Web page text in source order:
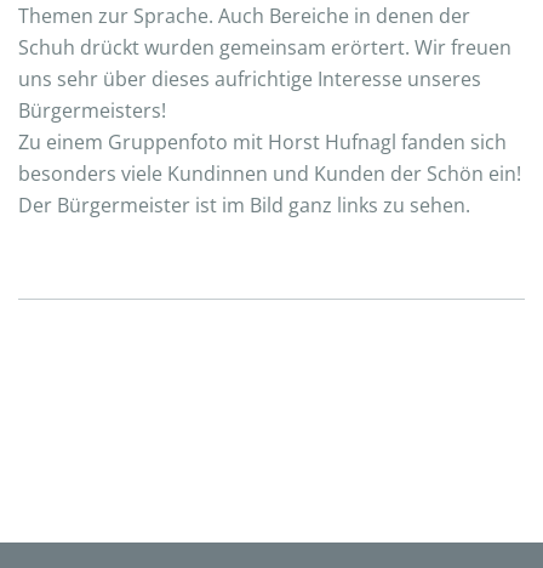
Themen zur Sprache. Auch Bereiche in denen der
Schuh drückt wurden gemeinsam erörtert. Wir freuen
uns sehr über dieses aufrichtige Interesse unseres
Bürgermeisters!
Zu einem Gruppenfoto mit Horst Hufnagl fanden sich
besonders viele Kundinnen und Kunden der Schön ein!
Der Bürgermeister ist im Bild ganz links zu sehen.